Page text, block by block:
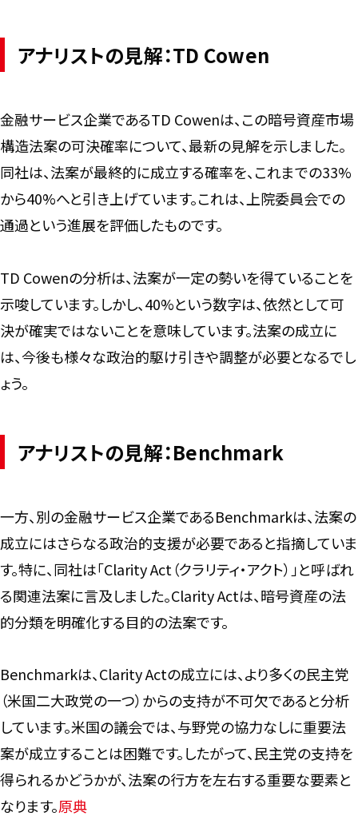
アナリストの見解：TD Cowen
金融サービス企業であるTD Cowenは、この暗号資産市場
構造法案の可決確率について、最新の見解を示しました。
同社は、法案が最終的に成立する確率を、これまでの33%
から40%へと引き上げています。これは、上院委員会での
通過という進展を評価したものです。
TD Cowenの分析は、法案が一定の勢いを得ていることを
示唆しています。しかし、40%という数字は、依然として可
決が確実ではないことを意味しています。法案の成立に
は、今後も様々な政治的駆け引きや調整が必要となるでし
ょう。
アナリストの見解：Benchmark
一方、別の金融サービス企業であるBenchmarkは、法案の
成立にはさらなる政治的支援が必要であると指摘していま
す。特に、同社は「Clarity Act（クラリティ・アクト）」と呼ばれ
る関連法案に言及しました。Clarity Actは、暗号資産の法
的分類を明確化する目的の法案です。
Benchmarkは、Clarity Actの成立には、より多くの民主党
（米国二大政党の一つ）からの支持が不可欠であると分析
しています。米国の議会では、与野党の協力なしに重要法
案が成立することは困難です。したがって、民主党の支持を
得られるかどうかが、法案の行方を左右する重要な要素と
なります。原典